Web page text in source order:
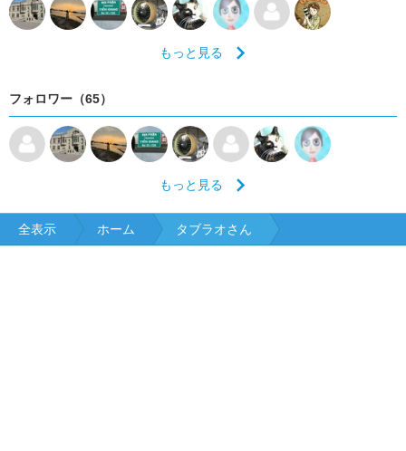
もっと見る
フォロワー（65）
もっと見る
全表示 ホーム タブラオさん